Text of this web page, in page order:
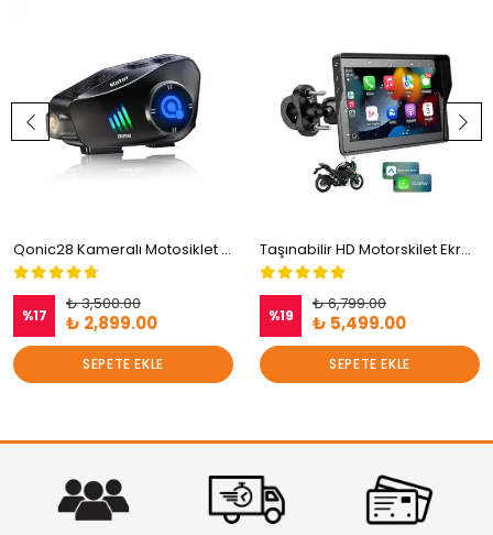
Qonic28 Kameralı Motosiklet Bluetooth Kulaklık Mikrofon Seti (32 GB SD Hediyeli)
%17
₺ 3,500.00
₺ 2,899.00
SEPETE EKLE
Taşınabilir HD Motorskilet Ekranı (Carplay-Anroid Auto)
%19
₺ 6,799.00
₺ 5,499.00
SEPETE EKLE